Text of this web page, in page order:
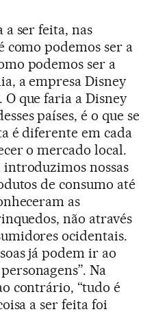
ser feita, nas
como podemos ser a
podemos ser a
a empresa Disney
O que faria a Disney
países, é o que se
é diferente em cada
o mercado local.
nossas
de consumo até
as
não através
ocidentais.
já podem ir ao
Na
contrário, “tudo é
a ser feita foi